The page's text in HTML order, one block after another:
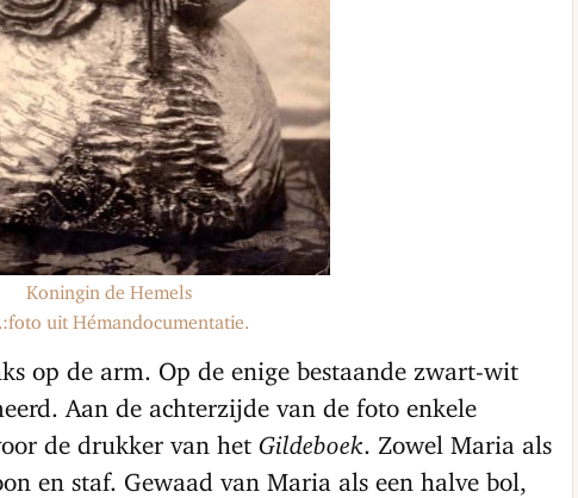
Koningin de Hemels
uit Hémandocumentatie.
op de arm. Op de enige bestaande zwart-wit
Aan de achterzijde van de foto enkele
de drukker van het Gildeboek. Zowel Maria als
en staf. Gewaad van Maria als een halve bol,